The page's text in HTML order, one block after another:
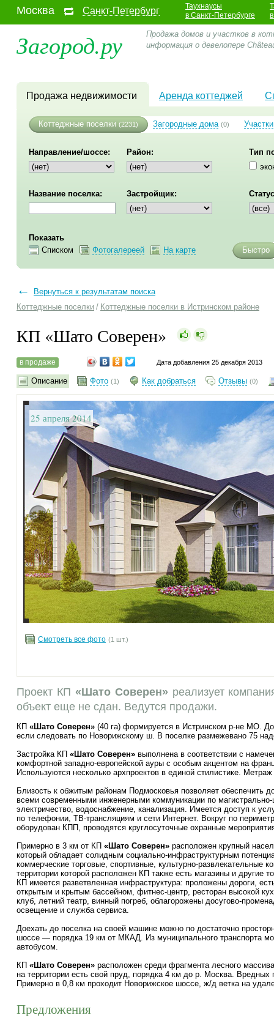
Москва Санкт-Петербург
Таухнаусы
в Санкт-Петербурге
Загород.ру
Продажа домов и участков в
информация о девелопере
Продажа недвижимости Аренда коттеджей
Коттеджные поселки (2231) Загородные дома (0) Участки
Направление/шоссе: Район:
Тип
Название поселка: Застройщик:
Показать
Списком
Фотогалереей На карте Быстро
←
Вернуться к результатам поиска
Коттеджные поселки / Коттеджные поселки в Истринском районе
КП «Шато Соверен»
в продаже Дата добавления 25 декабря 2013
Описание Фото (1) Как добраться Отзывы (0)
25 апреля 2014
Смотреть все фото (1 шт.)
Проект КП «Шато Соверен»реализует
объект еще не сдан. Ведутся продажи.
КП «Шато Соверен» (40 га) формируется в Истринском р-не МО.
если следовать по Новорижскому ш. В поселке размежевано 75
Застройка КП «Шато Соверен» выполнена в соответствии с
комфортной западно-европейской ауры с особым акцентом на
Используются несколько архпроектов в единой стилистике.
Близость к обжитым районам Подмосковья позволяет обеспечить
всеми современными инженерными коммуникации по магистрально-
электричество, водоснабжение, канализация. Имеется доступ к
по телефонии, ТВ-трансляциям и сети Интернет. Вокруг по
оборудован КПП, проводятся круглосуточные охранные
Примерно в 3 км от КП «Шато Соверен» расположен крупный
который обладает солидным социально-инфраструктурным
коммерческие торговые, спортивные, культурно-развлекательные
территории которой расположен КП также есть магазины и другие
КП имеется разветвленная инфраструктура: проложены дороги,
открытым и крытым бассейном, фитнес-центр, ресторан высокой
клуб, летний театр, винный погреб, облагорожены досугово-
освещение и служба сервиса.
Доехать до поселка на своей машине можно по достаточно
шоссе — порядка 19 км от МКАД. Из муниципального транспорта
автобусом.
КП «Шато Соверен» расположен среди фрагмента лесного
на территории есть свой пруд, порядка 4 км до р. Москва. Вредных
Примерно в 0,8 км проходит Новорижское шоссе, ж/д ветка на
Предложения